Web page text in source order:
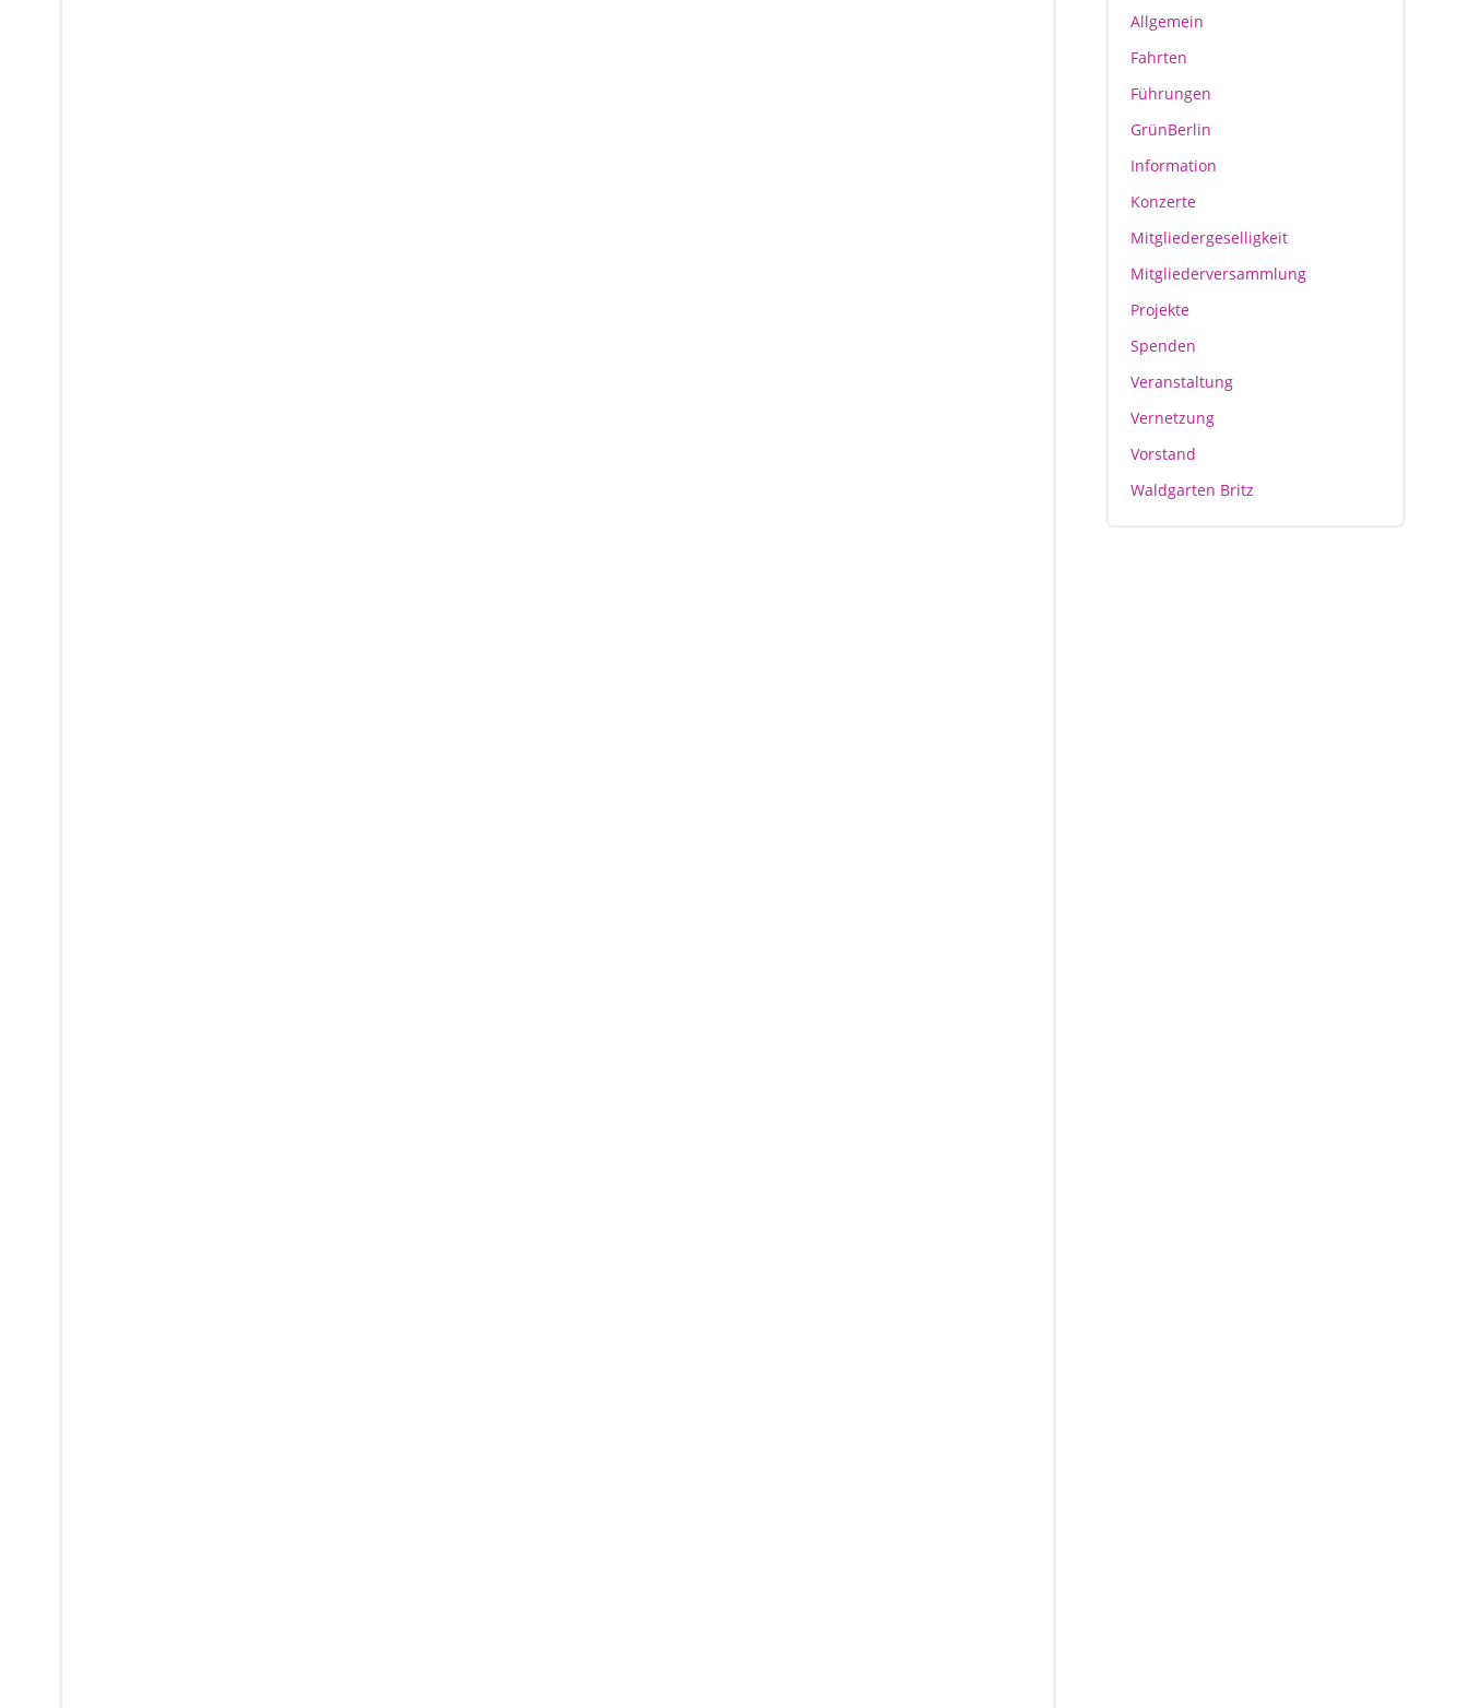
Allgemein
Fahrten
Führungen
GrünBerlin
Information
Konzerte
Mitgliedergeselligkeit
Mitgliederversammlung
Projekte
Spenden
Veranstaltung
Vernetzung
Vorstand
Waldgarten Britz